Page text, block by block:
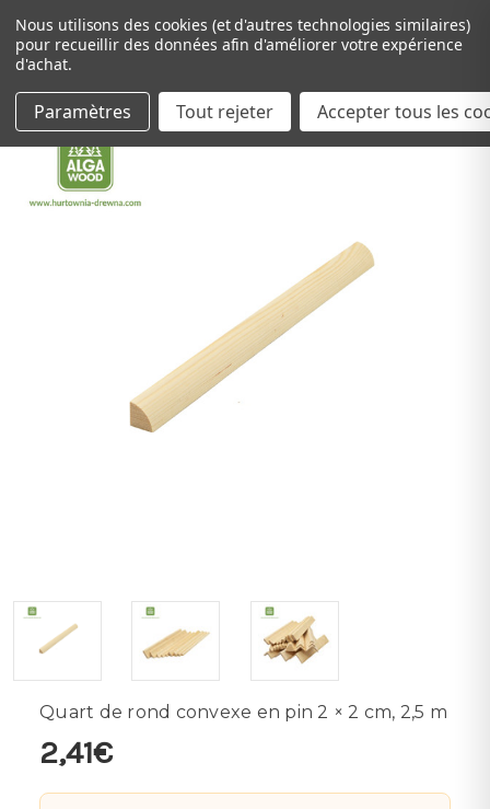
Passer au contenu principal
Quart de rond convexe en pin 2 × 2 cm, 2,5 m
2,41€
Nous utilisons des cookies (et d'autres technologies similaires)
pour recueillir des données afin d'améliorer votre expérience
d'achat.
Paramètres Tout rejeter Accepter tous les